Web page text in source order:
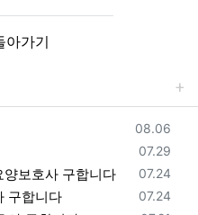
아가기
등록일
08.06
등록일
07.29
등록일
07.24
보호사 구합니다
등록일
07.24
구합니다